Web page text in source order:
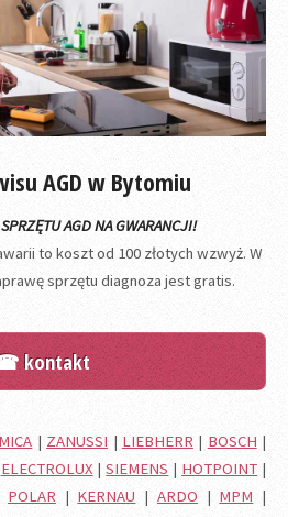
AGD w Bytomiu
AGD NA GWARANCJI!
to koszt od 100 złotych wzwyż. W
sprzętu diagnoza jest gratis.
kontakt
| ZANUSSI | LIEBHERR | BOSCH |
ELECTROLUX |SIEMENS | HOTPOINT |
POLAR | KERNAU | ARDO | MPM |